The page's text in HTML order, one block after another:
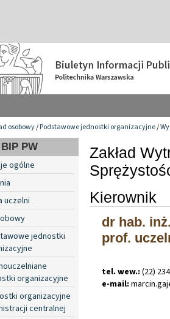
osobowy/Podstawowe jednostki organizacyjne/
BIP PW
ogólne
uczelni
jednostki
organizacyjne
organizacyjne
centralnej
Zakład
Kierownik
dr hab.
prof.
tel. wew.: (22)
e-mail: marcin.